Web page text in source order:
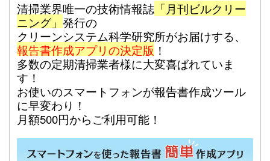
清掃業界唯一の技術情報誌 「月刊ビルクリー
ニング」 発行の
クリーンシステム科学研究所がお届けする、
報告書作成アプリの決定版 ！
多数の定期清掃業者様に大変喜ばれていま
す！
お使いのスマートフォンが報告書作成ツール
に早変わり！
月額500円からご利用可能！